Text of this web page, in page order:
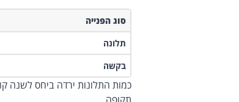
סוג הפנייה
תלונה
בקשה